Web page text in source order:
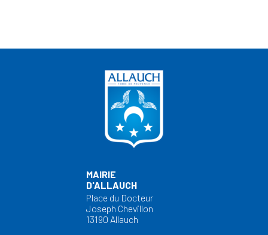
MAIRIE
D'ALLAUCH
Place du Docteur
Joseph Chevillon
13190 Allauch